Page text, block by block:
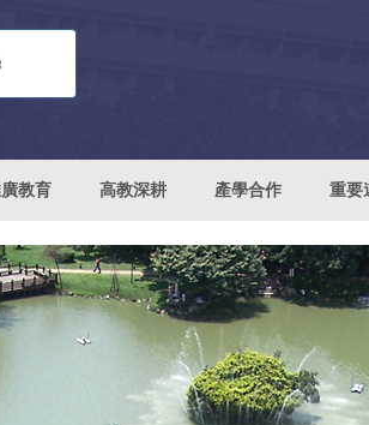
教育 高教深耕 產學合作 重要